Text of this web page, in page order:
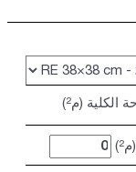
الكلية (م²)